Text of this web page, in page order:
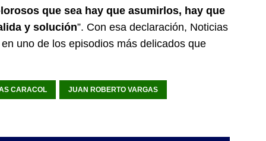
que sea hay que asumirlos, hay que
y solución”. Con esa declaración, Noticias
uno de los episodios más delicados que
CARACOL JUAN ROBERTO VARGAS